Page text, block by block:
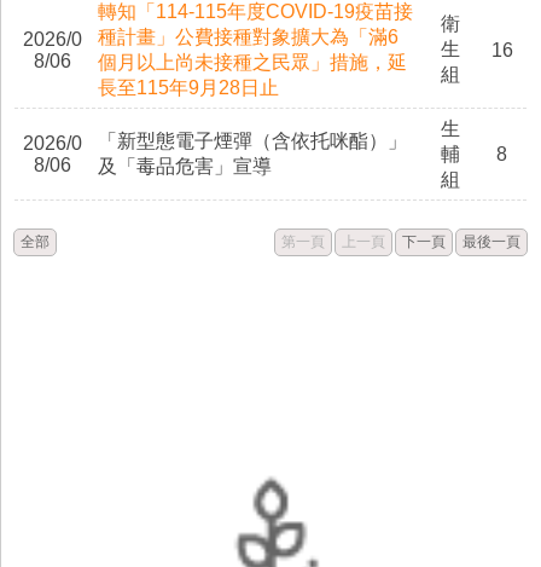
2026/0
8/06
轉知「114-115年度COVID-19疫苗接
種計畫」公費接種對象擴大為「滿6
個月以上尚未接種之民眾」措施，延
長至115年9月28日止
衛
生
組
16
2026/0
8/06
「新型態電子煙彈（含依托咪酯）」
及「毒品危害」宣導
生
輔
組
8
全部 第一頁 目前已在第一頁，此按鈕不可用。
上一頁 目前已在第一頁，此按
下一頁 最後一頁